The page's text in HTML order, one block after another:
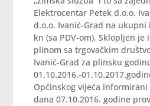
Elektrocentar Petek d.o.o.
d.o.o. Ivanić-Grad na ukupni
kn (sa PDV-om). Sklopljen je
plinom sa trgovačkim
Ivanić-Grad za plinsku
01.10.2016.-
Općinskog vijeća
dana 07.10.2016. godine